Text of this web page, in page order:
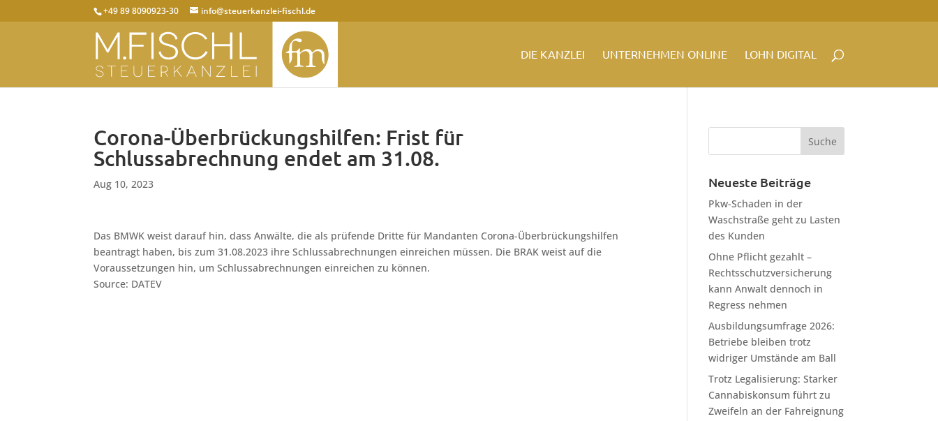
+49 89 8090923-30 info@steuerkanzlei-fischl.de
DIE KANZLEI UNTERNEHMEN ONLINE LOHN DIGITAL
Corona-Überbrückungshilfen: Frist für
Schlussabrechnung endet am 31.08.
Aug 10, 2023
Das BMWK weist darauf hin, dass Anwälte, die als prüfende Dritte für Mandanten Corona-Überbrückungshilfen
beantragt haben, bis zum 31.08.2023 ihre Schlussabrechnungen einreichen müssen. Die BRAK weist auf die
Voraussetzungen hin, um Schlussabrechnungen einreichen zu können.
Source: DATEV
Neueste Beiträge
Pkw-Schaden in der
Waschstraße geht zu Lasten
des Kunden
Ohne Pflicht gezahlt –
Rechtsschutzversicherung
kann Anwalt dennoch in
Regress nehmen
Ausbildungsumfrage 2026:
Betriebe bleiben trotz
widriger Umstände am Ball
Trotz Legalisierung: Starker
Cannabiskonsum führt zu
Zweifeln an der Fahreignung